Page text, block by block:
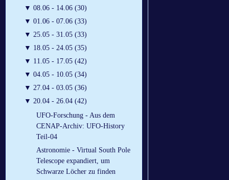
▼ 08.06 - 14.06 (30)
▼ 01.06 - 07.06 (33)
▼ 25.05 - 31.05 (33)
▼ 18.05 - 24.05 (35)
▼ 11.05 - 17.05 (42)
▼ 04.05 - 10.05 (34)
▼ 27.04 - 03.05 (36)
▼ 20.04 - 26.04 (42)
UFO-Forschung - Aus dem
CENAP-Archiv: UFO-History
Teil-04
Astronomie - Virtual South Pole
Telescope expandiert, um
Schwarze Löcher zu finden